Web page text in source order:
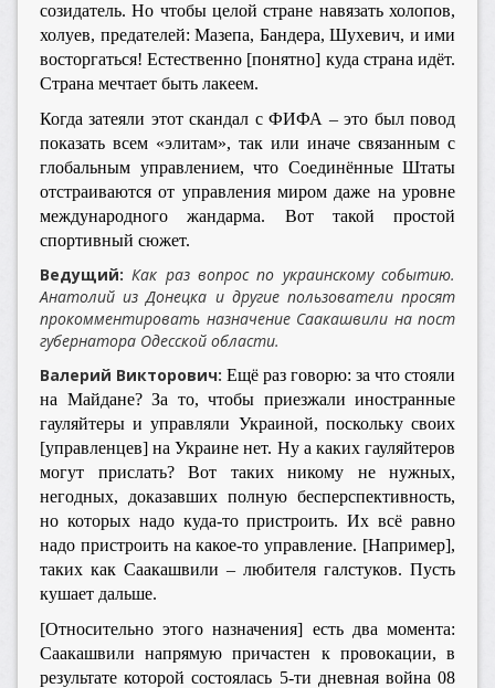
созидатель. Но чтобы целой стране навязать холопов,
холуев, предателей: Мазепа, Бандера, Шухевич, и ими
восторгаться! Естественно [понятно] куда страна идёт.
Страна мечтает быть лакеем.
Когда затеяли этот скандал с ФИФА – это был повод
показать всем «элитам», так или иначе связанным с
глобальным управлением, что Соединённые Штаты
отстраиваются от управления миром даже на уровне
международного жандарма. Вот такой простой
спортивный сюжет.
Ведущий:Как раз вопрос по украинскому событию.
Анатолий из Донецка и другие пользователи просят
прокомментировать назначение Саакашвили на пост
губернатора Одесской области.
Валерий Викторович: Ещё раз говорю: за что стояли
на Майдане? За то, чтобы приезжали иностранные
гауляйтеры и управляли Украиной, поскольку своих
[управленцев] на Украине нет. Ну а каких гауляйтеров
могут прислать? Вот таких никому не нужных,
негодных, доказавших полную бесперспективность,
но которых надо куда-то пристроить. Их всё равно
надо пристроить на какое-то управление. [Например],
таких как Саакашвили – любителя галстуков. Пусть
кушает дальше.
[Относительно этого назначения] есть два момента:
Саакашвили напрямую причастен к провокации, в
результате которой состоялась 5-ти дневная война 08